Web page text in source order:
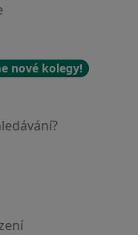
nové kolegy!